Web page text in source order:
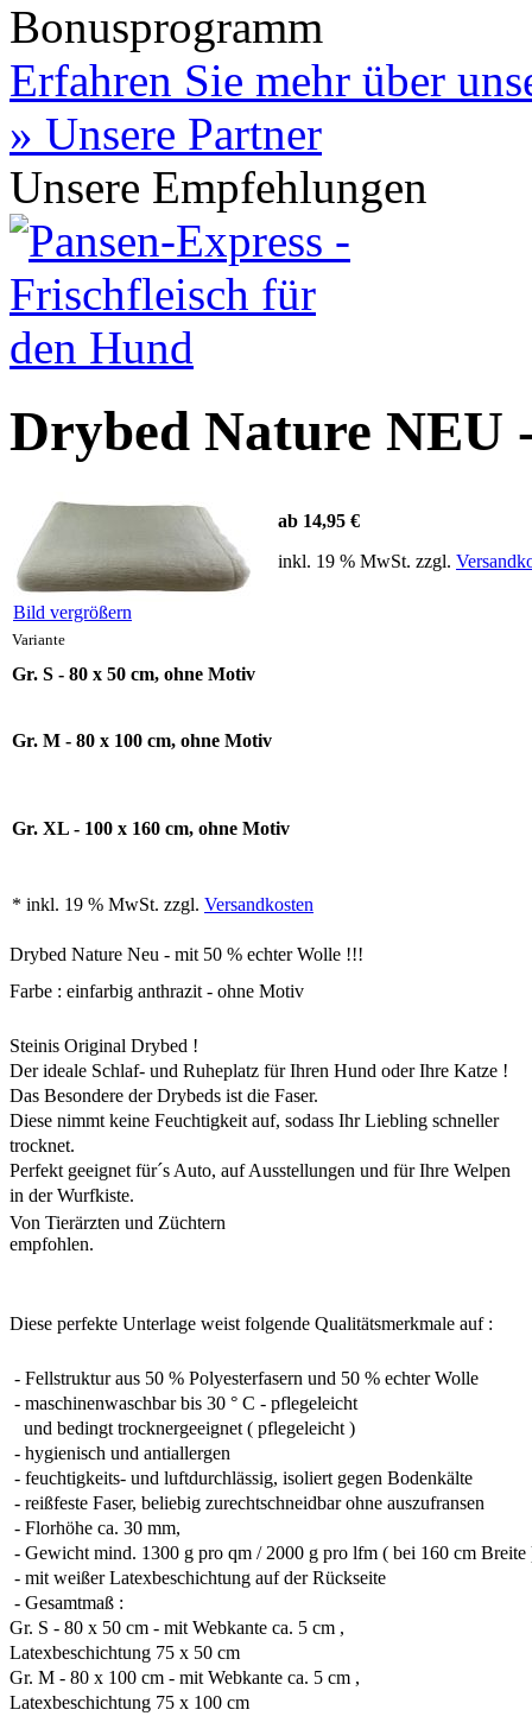
Bonusprogramm
Erfahren Sie mehr über
» Unsere Partner
Unsere Empfehlungen
Drybed Nature NEU
Bild vergrößern
ab 14,95 €
inkl. 19 % MwSt. zzgl.
Variante
Gr. S - 80 x 50 cm, ohne Motiv
Gr. M - 80 x 100 cm, ohne Motiv
Gr. XL - 100 x 160 cm, ohne Motiv
* inkl. 19 % MwSt. zzgl. Versandkosten
Drybed Nature Neu - mit 50 % echter Wolle !!!
Farbe : einfarbig anthrazit - ohne Motiv
Steinis Original Drybed !
Der ideale Schlaf- und Ruheplatz für Ihren Hund oder Ihre Katze !
Das Besondere der Drybeds ist die Faser.
Diese nimmt keine Feuchtigkeit auf, sodass Ihr Liebling schneller
trocknet.
Perfekt geeignet für´s Auto, auf Ausstellungen und für Ihre Welpen
in der Wurfkiste.
Von Tierärzten und Züchtern
empfohlen.
Diese perfekte Unterlage weist folgende Qualitätsmerkmale auf :
- Fellstruktur aus 50 % Polyesterfasern und 50 % echter Wolle
- maschinenwaschbar bis 30 ° C - pflegeleicht
und bedingt trocknergeeignet ( pflegeleicht )
- hygienisch und antiallergen
- feuchtigkeits- und luftdurchlässig, isoliert gegen Bodenkälte
- reißfeste Faser, beliebig zurechtschneidbar ohne auszufransen
- Florhöhe ca. 30 mm,
- Gewicht mind. 1300 g pro qm / 2000 g pro lfm ( bei 160 cm Breite
- mit weißer Latexbeschichtung auf der Rückseite
- Gesamtmaß :
Gr. S - 80 x 50 cm - mit Webkante ca. 5 cm ,
Latexbeschichtung 75 x 50 cm
Gr. M - 80 x 100 cm - mit Webkante ca. 5 cm ,
Latexbeschichtung 75 x 100 cm